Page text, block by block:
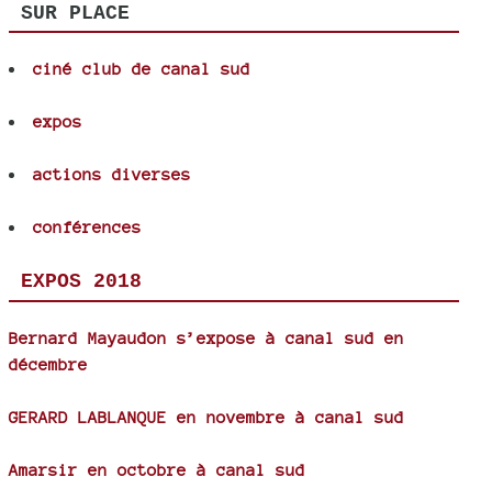
SUR PLACE
ciné club de canal sud
expos
actions diverses
conférences
EXPOS 2018
Bernard Mayaudon s’expose à canal sud en
décembre
GERARD LABLANQUE en novembre à canal sud
Amarsir en octobre à canal sud